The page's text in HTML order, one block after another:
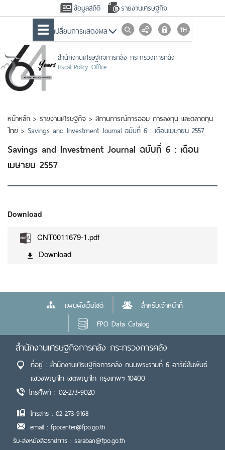
ข้อมูลสถิติ รายงานเศรษฐกิจ
เปลื่ยนการแสดงผล
สำนักงานเศรษฐกิจการคลัง กระทรวงการคลัง
Fiscal Policy Office
หน้าหลัก > รายงานเศรษฐกิจ > สถานการณ์การออม การลงทุน และตลาดทุน
ไทย > Savings and Investment Journal ฉบับที่ 6 : เดือนเมษายน 2557
Savings and Investment Journal ฉบับที่ 6 : เดือน
เมษายน 2557
Download
CNT0011679-1.pdf
Download
แผนผังเว็บไซต์
สำหรับเจ้าหน้าที่
FPO Data Catalog
สำนักงานเศรษฐกิจการคลัง กระทรวงการคลัง
ที่อยู่ : สำนักงานเศรษฐกิจการคลัง ถนนพระรามที่ 6 อารีย์สัมพันธ์
แขวงพญาไท เขตพญาไท กรุงเทพฯ 10400
โทรศัพท์ : 02-273-9020
โทรสาร : 02-273-9168
email : fpocenter@fpo.go.th
รับ-ส่งหนังสือราชการ : saraban@fpo.go.th